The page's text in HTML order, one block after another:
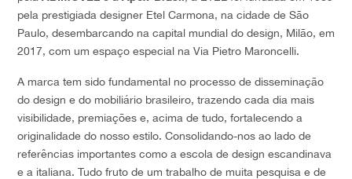
pela prestigiada designer Etel Carmona, na cidade de São
Paulo, desembarcando na capital mundial do design, Milão, em
2017, com um espaço especial na Via Pietro Maroncelli.
A marca tem sido fundamental no processo de disseminação
do design e do mobiliário brasileiro, trazendo cada dia mais
visibilidade, premiações e, acima de tudo, fortalecendo a
originalidade do nosso estilo. Consolidando-nos ao lado de
referências importantes como a escola de design escandinava
e a italiana. Tudo fruto de um trabalho de muita pesquisa e de